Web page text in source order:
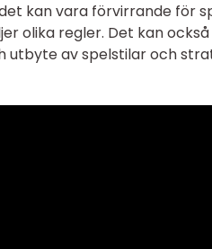
kan vara förvirrande för
olika regler. Det kan
utbyte av spelstilar och